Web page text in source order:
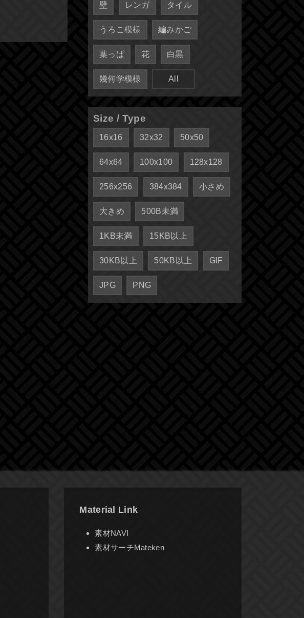
壁 レンガ タイル
うろこ模様 編みかご
葉っぱ 花 白黒
幾何学模様 All
Size / Type
16x16 32x32 50x50
64x64 100x100 128x128
256x256 384x384 小さめ
大きめ 500B未満
1KB未満 15KB以上
30KB以上 50KB以上 GIF
JPG PNG
Material Link
素材NAVI
素材サーチMateken